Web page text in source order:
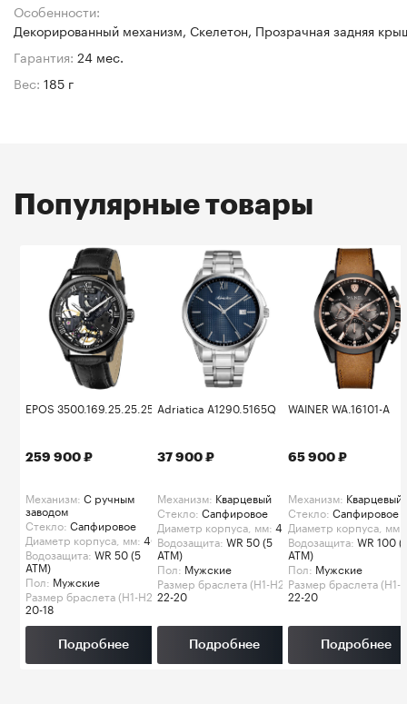
Особенности:
Декорированный механизм, Скелетон, Прозрачная задняя
Гарантия: 24 мес.
Вес: 185 г
Популярные товары
EPOS 3500.169.25.25.25
259 900 ₽
Механизм: C ручным
заводом
Стекло: Сапфировое
Диаметр корпуса, мм: 40
Водозащита: WR 50 (5
ATM)
Пол: Мужские
Размер браслета (H1-H2):
20-18
Подробнее
Adriatica A1290.5165Q
37 900 ₽
Механизм: Кварцевый
Стекло: Сапфировое
Диаметр корпуса, мм: 45
Водозащита: WR 50 (5
ATM)
Пол: Мужские
Размер браслета (H1-H2):
22-20
Подробнее
WAINER WA.16101-A
65 900 ₽
Механизм: Кварцевый
Стекло: Сапфировое
Диаметр корпуса, мм:
Водозащита: WR 100
ATM)
Пол: Мужские
Размер браслета (H1-
22-20
Подробнее